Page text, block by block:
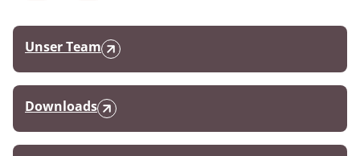
Unser Team
Downloads